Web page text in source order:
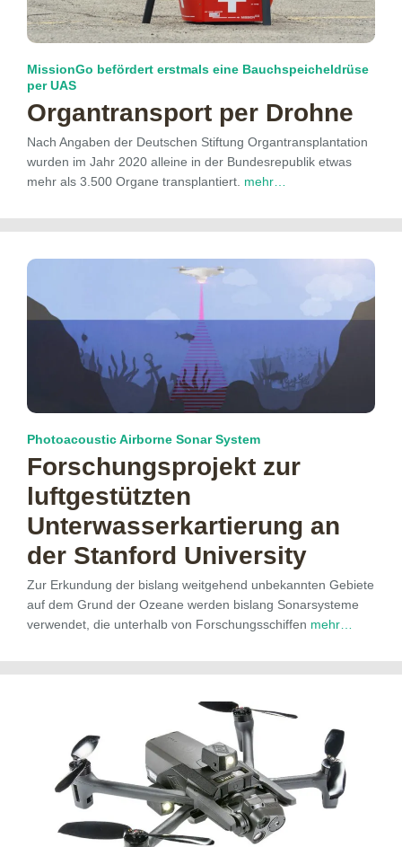
MissionGo befördert erstmals eine Bauchspeicheldrüse
per UAS
Organtransport per Drohne
Nach Angaben der Deutschen Stiftung Organtransplantation
wurden im Jahr 2020 alleine in der Bundesrepublik etwas
mehr als 3.500 Organe transplantiert. mehr…
Photoacoustic Airborne Sonar System
Forschungsprojekt zur
luftgestützten
Unterwasserkartierung an
der Stanford University
Zur Erkundung der bislang weitgehend unbekannten Gebiete
auf dem Grund der Ozeane werden bislang Sonarsysteme
verwendet, die unterhalb von Forschungsschiffen mehr…